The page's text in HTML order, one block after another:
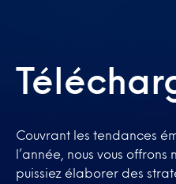
Couvrant les tendances
l’année, nous vous
puissiez élaborer des